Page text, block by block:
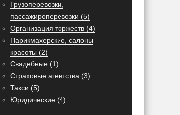
Грузоперевозки,
пассажироперевозки (5)
Организация торжеств (4)
Парикмахерские, салоны
красоты (2)
Свадебные (1)
Страховые агентства (3)
Такси (5)
Юридические (4)